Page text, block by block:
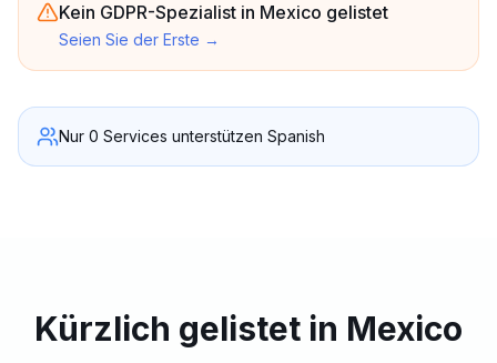
Kein GDPR-Spezialist in Mexico gelistet
Seien Sie der Erste →
Nur 0 Services unterstützen Spanish
Kürzlich gelistet in Mexico